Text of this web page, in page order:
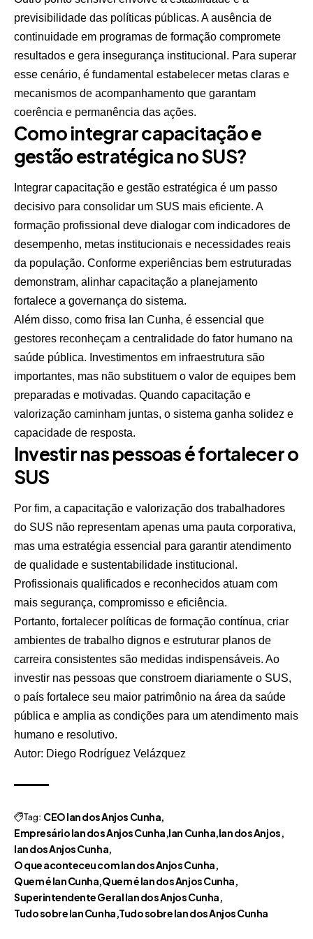
previsibilidade das políticas públicas. A ausência de
continuidade em programas de formação compromete
resultados e gera insegurança institucional. Para superar
esse cenário, é fundamental estabelecer metas claras e
mecanismos de acompanhamento que garantam
coerência e permanência das ações.
Como integrar capacitação e
gestão estratégica no SUS?
Integrar capacitação e gestão estratégica é um passo
decisivo para consolidar um SUS mais eficiente. A
formação profissional deve dialogar com indicadores de
desempenho, metas institucionais e necessidades reais
da população. Conforme experiências bem estruturadas
demonstram, alinhar capacitação a planejamento
fortalece a governança do sistema.
Além disso, como frisa Ian Cunha, é essencial que
gestores reconheçam a centralidade do fator humano na
saúde pública. Investimentos em infraestrutura são
importantes, mas não substituem o valor de equipes bem
preparadas e motivadas. Quando capacitação e
valorização caminham juntas, o sistema ganha solidez e
capacidade de resposta.
Investir nas pessoas é fortalecer o
SUS
Por fim, a capacitação e valorização dos trabalhadores
do SUS não representam apenas uma pauta corporativa,
mas uma estratégia essencial para garantir atendimento
de qualidade e sustentabilidade institucional.
Profissionais qualificados e reconhecidos atuam com
mais segurança, compromisso e eficiência.
Portanto, fortalecer políticas de formação contínua, criar
ambientes de trabalho dignos e estruturar planos de
carreira consistentes são medidas indispensáveis. Ao
investir nas pessoas que constroem diariamente o SUS,
o país fortalece seu maior patrimônio na área da saúde
pública e amplia as condições para um atendimento mais
humano e resolutivo.
Autor: Diego Rodríguez Velázquez
Tag: CEO Ian dos Anjos Cunha
Empresário Ian dos Anjos Cunha Ian Cunha Ian dos Anjos
Ian dos Anjos Cunha
O que aconteceu com Ian dos Anjos Cunha
Quem é Ian Cunha Quem é Ian dos Anjos Cunha
Superintendente Geral Ian dos Anjos Cunha
Tudo sobre Ian Cunha Tudo sobre Ian dos Anjos Cunha